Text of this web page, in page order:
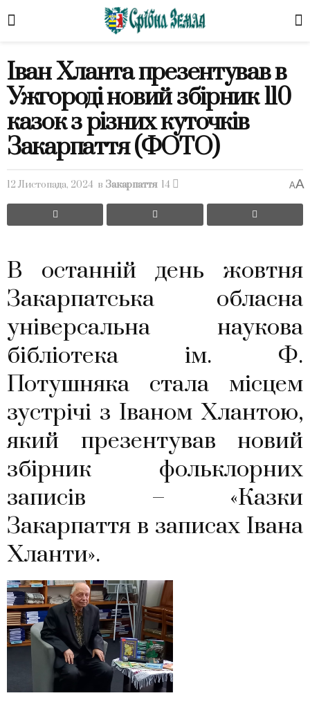
Іван Хланта презентував в
Ужгороді новий збірник 110
казок з різних куточків
Закарпаття (ФОТО)
12 Листопада, 2024 в Закарпаття 14 AA
В останній день жовтня
Закарпатська обласна
універсальна наукова
бібліотека ім. Ф.
Потушняка стала місцем
зустрічі з Іваном Хлантою,
який презентував новий
збірник фольклорних
записів – «Казки
Закарпаття в записах Івана
Хланти».